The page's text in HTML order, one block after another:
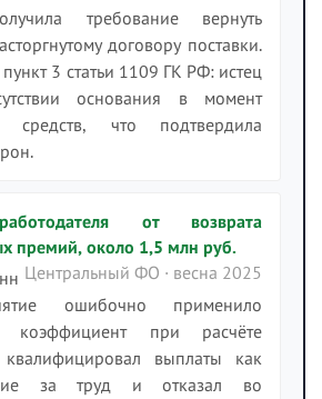
требование вернуть
договору поставки.
3 статьи 1109 ГК РФ: истец
основания в момент
средств, что подтвердила
от возврата
премий, около 1,5 млн руб.
Центральный ФО · весна 2025
ошибочно применило
коэффициент при расчёте
выплаты как
за труд и отказал во